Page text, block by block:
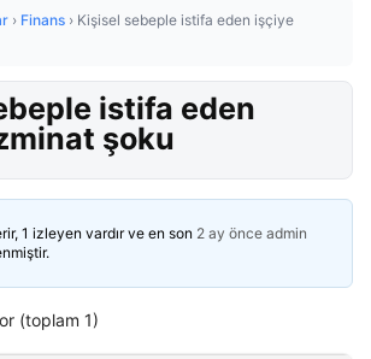
› Finans › Kişisel sebeple istifa eden işçiye
istifa eden
şoku
1 izleyen vardır ve en son 2 ay önce admin
(toplam 1)